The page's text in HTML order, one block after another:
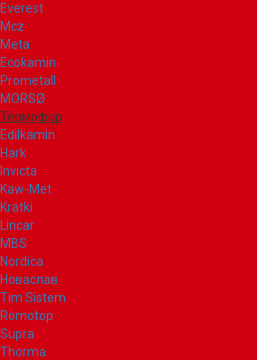
Everest
Mcz
Meta
Ecokamin
Prometall
MORSØ
Термофор
Edilkamin
Hark
Invicta
Kaw-Met
Kratki
Lincar
MBS
Nordica
Новаслав
Tim Sistem
Romotop
Supra
Thorma